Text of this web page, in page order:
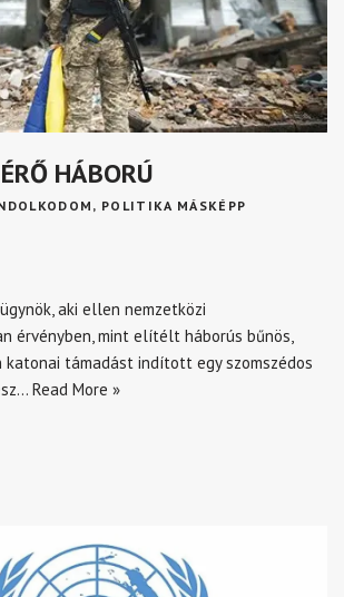
HÁBORÚ
, POLITIKA MÁSKÉPP
aki ellen nemzetközi
érvényben, mint elítélt háborús bűnös,
katonai támadást indított egy szomszédos
Read More »